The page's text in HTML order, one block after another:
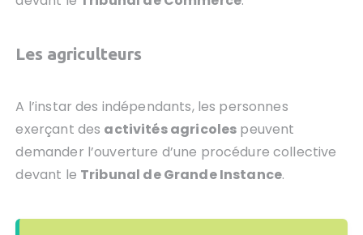
Les agriculteurs
A l’instar des indépendants, les personnes
exerçant des activités agricoles peuvent
demander l’ouverture d’une procédure collective
devant le Tribunal de Grande Instance.